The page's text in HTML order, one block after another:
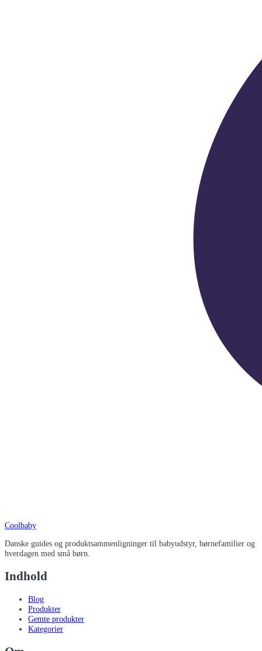
Coolbaby
Danske guides og produktsammenligninger til babyudstyr, børnefamilier og
hverdagen med små børn.
Indhold
Blog
Produkter
Gemte produkter
Kategorier